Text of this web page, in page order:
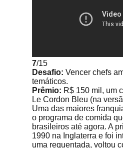
7/15
Desafio: Vencer chefs
temáticos.
Prêmio: R$ 150 mil, um
Le Cordon Bleu (na
Uma das maiores
o programa de comida
brasileiros até agora. A
1990 na Inglaterra e foi
uma requentada, voltou